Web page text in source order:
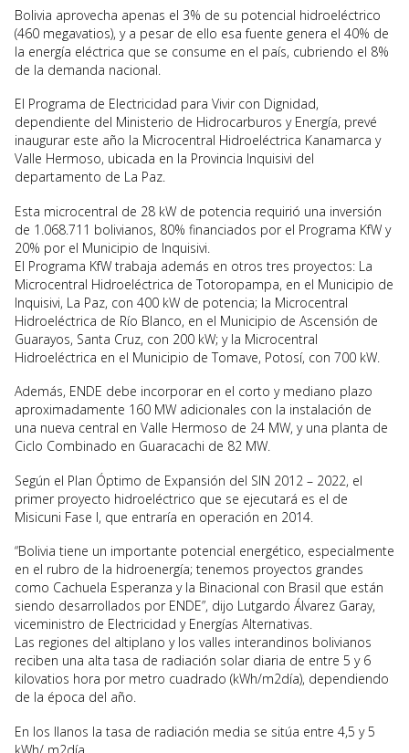
Bolivia aprovecha apenas el 3% de su potencial hidroeléctrico
(460 megavatios), y a pesar de ello esa fuente genera el 40% de
la energía eléctrica que se consume en el país, cubriendo el 8%
de la demanda nacional.
El Programa de Electricidad para Vivir con Dignidad,
dependiente del Ministerio de Hidrocarburos y Energía, prevé
inaugurar este año la Microcentral Hidroeléctrica Kanamarca y
Valle Hermoso, ubicada en la Provincia Inquisivi del
departamento de La Paz.
Esta microcentral de 28 kW de potencia requirió una inversión
de 1.068.711 bolivianos, 80% financiados por el Programa KfW y
20% por el Municipio de Inquisivi.
El Programa KfW trabaja además en otros tres proyectos: La
Microcentral Hidroeléctrica de Totoropampa, en el Municipio de
Inquisivi, La Paz, con 400 kW de potencia; la Microcentral
Hidroeléctrica de Río Blanco, en el Municipio de Ascensión de
Guarayos, Santa Cruz, con 200 kW; y la Microcentral
Hidroeléctrica en el Municipio de Tomave, Potosí, con 700 kW.
Además, ENDE debe incorporar en el corto y mediano plazo
aproximadamente 160 MW adicionales con la instalación de
una nueva central en Valle Hermoso de 24 MW, y una planta de
Ciclo Combinado en Guaracachi de 82 MW.
Según el Plan Óptimo de Expansión del SIN 2012 – 2022, el
primer proyecto hidroeléctrico que se ejecutará es el de
Misicuni Fase I, que entraría en operación en 2014.
“Bolivia tiene un importante potencial energético, especialmente
en el rubro de la hidroenergía; tenemos proyectos grandes
como Cachuela Esperanza y la Binacional con Brasil que están
siendo desarrollados por ENDE”, dijo Lutgardo Álvarez Garay,
viceministro de Electricidad y Energías Alternativas.
Las regiones del altiplano y los valles interandinos bolivianos
reciben una alta tasa de radiación solar diaria de entre 5 y 6
kilovatios hora por metro cuadrado (kWh/m2día), dependiendo
de la época del año.
En los llanos la tasa de radiación media se sitúa entre 4,5 y 5
kWh/ m2día.